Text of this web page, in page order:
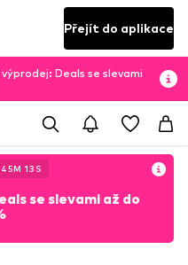
Přejít do aplikace
Deals se slevami
45M 11 S
se slevami až do